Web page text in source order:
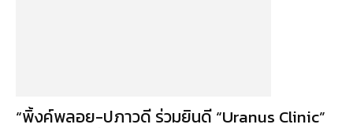
“พิ้งค์พลอย-ปภาวดี ร่วมยินดี “Uranus Clinic”